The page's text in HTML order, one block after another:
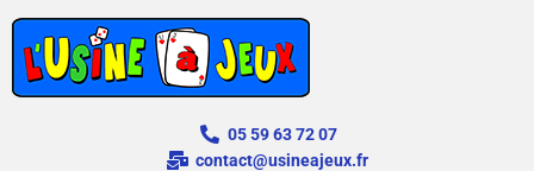
contenu
05 59 63 72 07
contact@usineajeux.fr